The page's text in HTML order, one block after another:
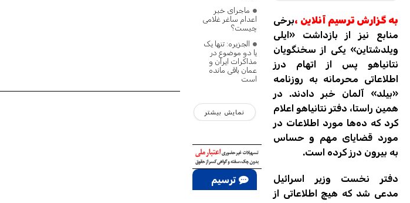
به گزارش ترسیم آنلاین ،برخی
منابع نیز از بازداشت «ایلی
ویلدشتاین» یکی از سخنگویان
نتانیاهو پس از اتهام درز
اطلاعاتی محرمانه به روزنامه
«بیلد» آلمان خبر دادند. در
همین راستا، دفتر نتانیاهو اعلام
کرد که ده‌ها مورد اطلاعات در
مورد قضایای مهم و حساس
به بیرون درز کرده است.
دفتر نخست وزیر اسرائیل
مدعی شد که هیچ اطلاعاتی از
ماجرای خبر
اعدام ساغر غلامی
چیست؟
الجزیره: تنها یک
یا دو موضوع در
مذاکرات ایران و
عمان باقی مانده
است
نمایش بیشتر
ترسیم